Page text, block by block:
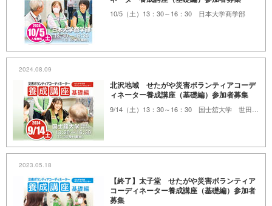
10/5（土）13：30～16：30 日本大学商学部
2024.08.09
北沢地域 せたがや災害ボランティアコーデ
ィネーター養成講座（基礎編）参加者募集
2023.05.18
【終了】太子堂 せたがや災害ボランティア
コーディネーター養成講座（基礎編）参加者
募集